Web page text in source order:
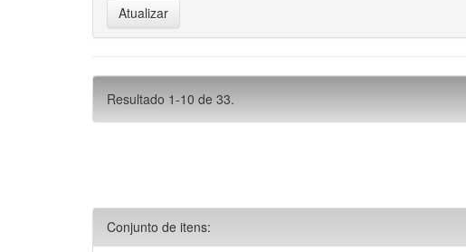
Resultado 1-10 de 33.
Conjunto de itens: